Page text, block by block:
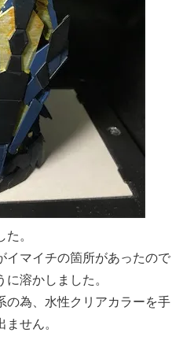
。
イマイチの箇所があったので
溶かしました。
の為、水性クリアカラーを手
せん。